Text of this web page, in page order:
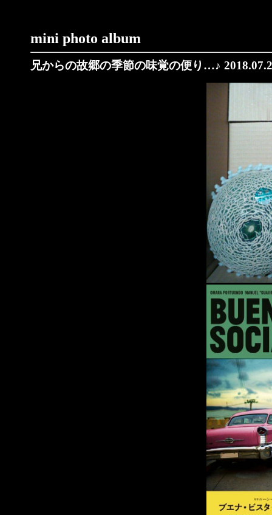
mini photo album
兄からの故郷の季節の味覚の便り…♪